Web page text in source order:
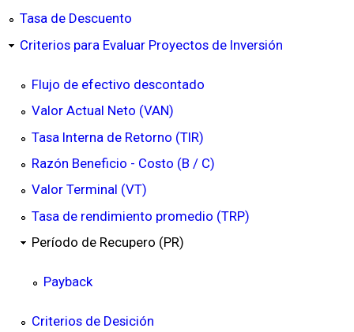
Tasa de Descuento
Criterios para Evaluar Proyectos de Inversión
Flujo de efectivo descontado
Valor Actual Neto (VAN)
Tasa Interna de Retorno (TIR)
Razón Beneficio - Costo (B / C)
Valor Terminal (VT)
Tasa de rendimiento promedio (TRP)
Período de Recupero (PR)
Payback
Criterios de Desición